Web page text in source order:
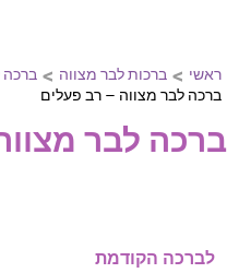
ראשי > ברכות לבר מצווה > ברכה
ברכה לבר מצווה – רב פעלים
ברכה לבר
לברכה הקודמת